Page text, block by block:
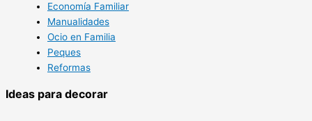
Economía Familiar
Manualidades
Ocio en Familia
Peques
Reformas
Ideas para decorar